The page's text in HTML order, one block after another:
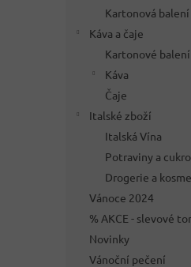
Kartonová
Káva a čaje
Kartonové
Káva
Čaje
Italské zboží
Italská Vína
Potraviny a
Drogerie a
Vánoce 2024
% AKCE - slevové
Novinky
Vánoční pečení